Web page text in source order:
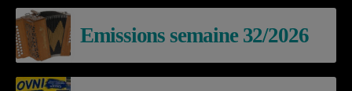
Emissions semaine 32/2026